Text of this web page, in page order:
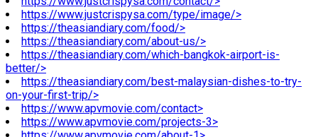
https://www.justcrispysa.com/type/image/>
https://theasiandiary.com/food/>
https://theasiandiary.com/about-us/>
https://theasiandiary.com/which-bangkok-airport-is-
better/>
https://theasiandiary.com/best-malaysian-dishes-to-try-
on-your-first-trip/>
https://www.apvmovie.com/contact>
https://www.apvmovie.com/projects-3>